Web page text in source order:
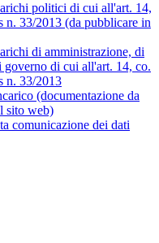
politici di cui all'art. 14,
n. 33/2013 (da pubblicare in
di amministrazione, di
governo di cui all'art. 14, co.
n. 33/2013
(documentazione da
sito web)
comunicazione dei dati